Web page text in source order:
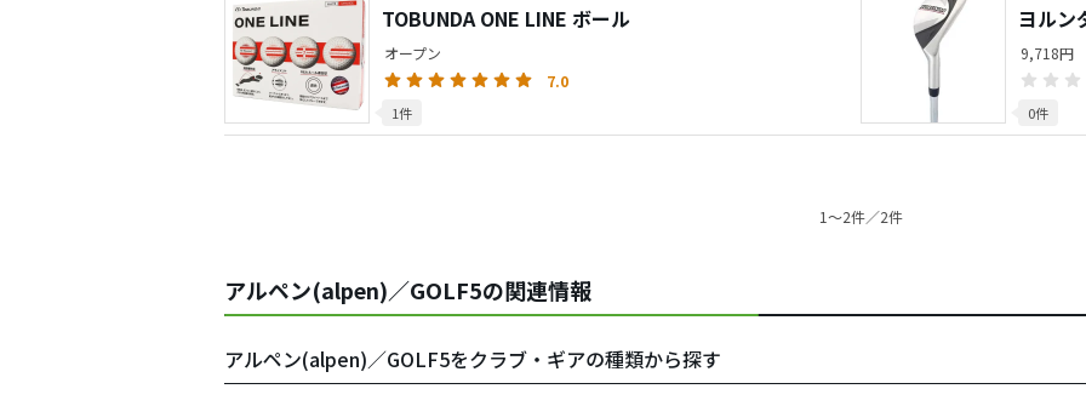
TOBUNDA ONE LINE ボール
オープン
7.0
1件
ヨルン
9,718円
0件
1〜2件／2件
アルペン(alpen)／GOLF5の関連情報
アルペン(alpen)／GOLF5をクラブ・ギアの種類から探す